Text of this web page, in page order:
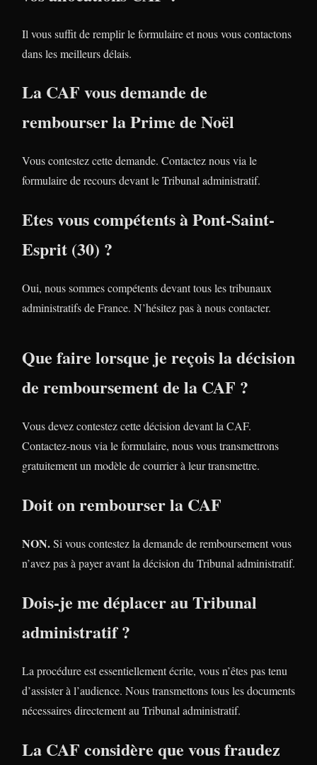
Il vous suffit de remplir le formulaire et nous vous contactons
dans les meilleurs délais.
La CAF vous demande de
rembourser la Prime de Noël
Vous contestez cette demande. Contactez nous via le
formulaire de recours devant le Tribunal administratif.
Etes vous compétents à Pont-Saint-
Esprit (30) ?
Oui, nous sommes compétents devant tous les tribunaux
administratifs de France. N’hésitez pas à nous contacter.
Que faire lorsque je reçois la décision
de remboursement de la CAF ?
Vous devez contestez cette décision devant la CAF.
Contactez-nous via le formulaire, nous vous transmettrons
gratuitement un modèle de courrier à leur transmettre.
Doit on rembourser la CAF
NON.Si vous contestez la demande de remboursement vous
n’avez pas à payer avant la décision du Tribunal administratif.
Dois-je me déplacer au Tribunal
administratif ?
La procédure est essentiellement écrite, vous n’êtes pas tenu
d’assister à l’audience. Nous transmettons tous les documents
nécessaires directement au Tribunal administratif.
La CAF considère que vous fraudez